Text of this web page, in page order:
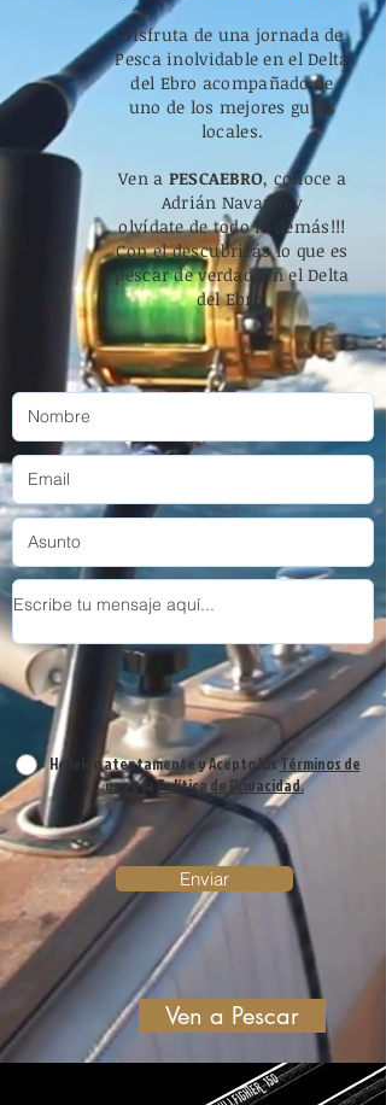
Disfruta de una jornada de
Pesca inolvidable en el Delta
del Ebro acompañado de
uno de los mejores guías
locales.
Ven a PESCAEBRO, conoce a
Adrián Navarro y
olvídatede todo lo
demás!!!
Con eldescubriráslo que es
pescar de verdad, en el Delta
del Ebro.
He leído atentamente y Acepto losTérminos de
usoy laPolítica de Privacidad.
Enviar
Ven a Pescar